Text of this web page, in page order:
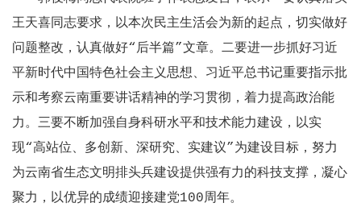
王天喜同志要求，以本次民主生活会为新的起点，切实做好
问题整改，认真做好“后半篇”文章。二要进一步抓好习近
平新时代中国特色社会主义思想、习近平总书记重要指示批
示和考察云南重要讲话精神的学习贯彻，着力提高政治能
力。三要不断加强自身科研水平和技术能力建设，以实
现“高站位、多创新、深研究、实建议”为建设目标，努力
为云南省生态文明排头兵建设提供强有力的科技支撑，凝心
聚力，以优异的成绩迎接建党100周年。